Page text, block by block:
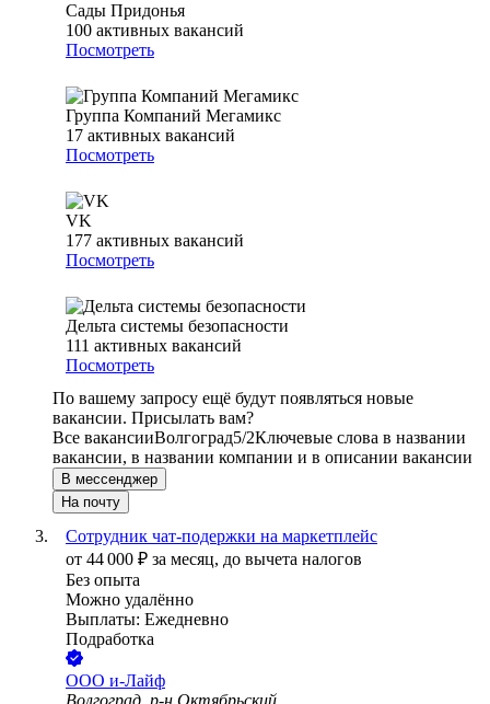
Сады Придонья
100 активных вакансий
Посмотреть
Группа Компаний Мегамикс
17 активных вакансий
Посмотреть
VK
177 активных вакансий
Посмотреть
Дельта системы безопасности
111 активных вакансий
Посмотреть
По вашему запросу ещё будут появляться новые
вакансии. Присылать вам?
Все вакансииВолгоград5/2Ключевые слова в названии
вакансии, в названии компании и в описании вакансии
В мессенджер
На почту
Сотрудник чат-подержки на маркетплейс
от 44 000 ₽ за месяц, до вычета налогов
Без опыта
Можно удалённо
Выплаты: Ежедневно
Подработка
ООО и-Лайф